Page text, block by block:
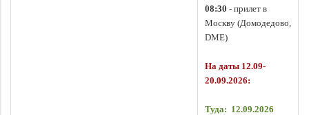
08:30 - прилет в
Москву (Домодедово,
DME)
На даты 12.09-
20.09.2026:
Туда: 12.09.2026